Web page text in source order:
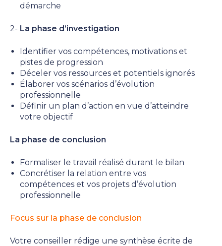
démarche
2- La phase d’investigation
Identifier vos compétences, motivations et
pistes de progression
Déceler vos ressources et potentiels ignorés
Élaborer vos scénarios d’évolution
professionnelle
Définir un plan d’action en vue d’atteindre
votre objectif
La phase de conclusion
Formaliser le travail réalisé durant le bilan
Concrétiser la relation entre vos
compétences et vos projets d’évolution
professionnelle
Focus sur la phase de conclusion
Votre conseiller rédige une synthèse écrite de